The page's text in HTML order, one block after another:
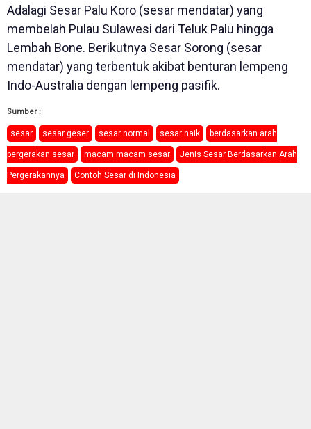
Adalagi Sesar Palu Koro (sesar mendatar) yang
membelah Pulau Sulawesi dari Teluk Palu hingga
Lembah Bone. Berikutnya Sesar Sorong (sesar
mendatar) yang terbentuk akibat benturan lempeng
Indo-Australia dengan lempeng pasifik.
Sumber :
sesar sesar geser sesar normal sesar naik berdasarkan arah
pergerakan sesar macam macam sesar Jenis Sesar Berdasarkan Arah
Pergerakannya Contoh Sesar di Indonesia